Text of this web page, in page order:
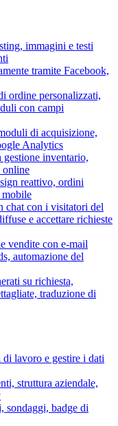
immagini e testi
tramite Facebook,
ordine personalizzati,
con campi
di acquisizione,
Analytics
gestione inventario,
online
reattivo, ordini
mobile
chat con i visitatori del
e accettare richieste
vendite con e-mail
automazione del
su richiesta,
traduzione di
lavoro e gestire i dati
struttura aziendale,
sondaggi, badge di